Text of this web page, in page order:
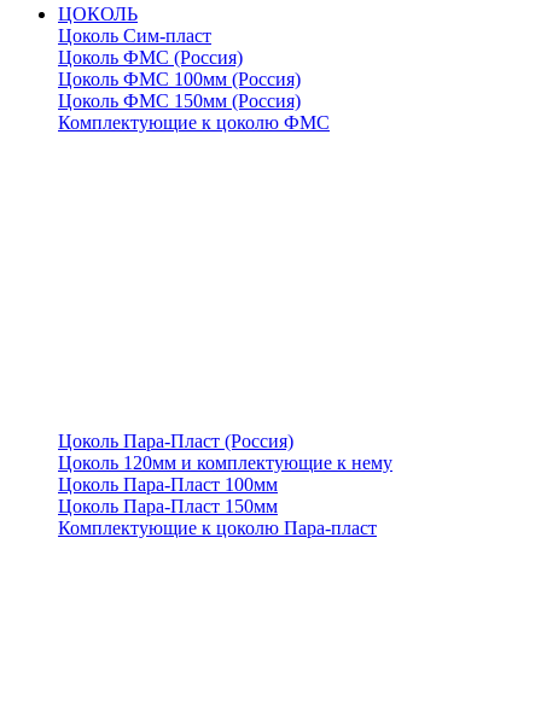
ЦОКОЛЬ
Цоколь Сим-пласт
Цоколь ФМС (Россия)
Цоколь ФМС 100мм (Россия)
Цоколь ФМС 150мм (Россия)
Комплектующие к цоколю ФМС
Цоколь Пара-Пласт (Россия)
Цоколь 120мм и комплектующие к нему
Цоколь Пара-Пласт 100мм
Цоколь Пара-Пласт 150мм
Комплектующие к цоколю Пара-пласт